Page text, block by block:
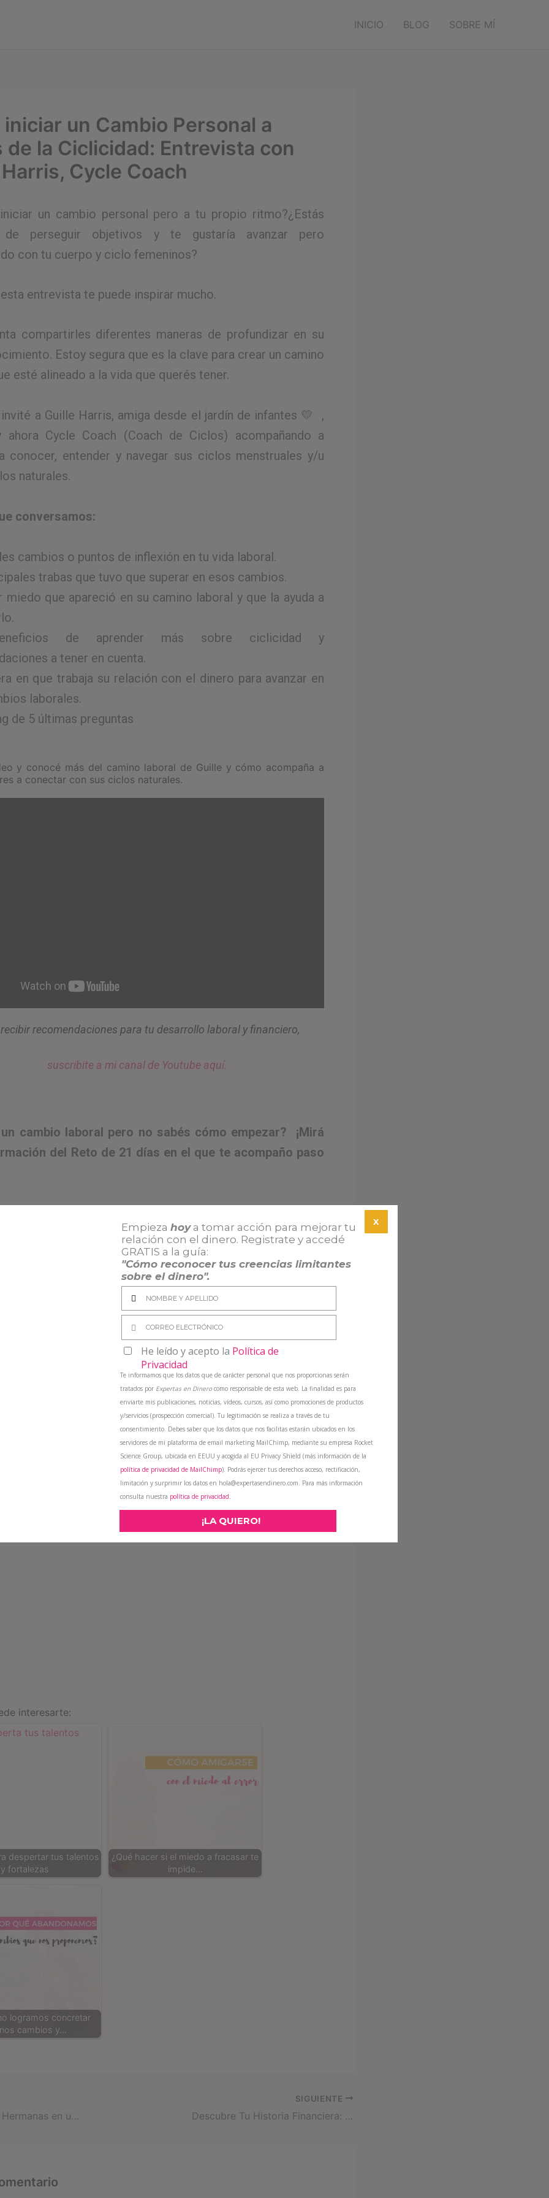
INICIO BLOG SOBRE MÍ
un Cambio Personal a
de la Ciclicidad: Entrevista con
Cycle Coach
un cambio personal pero a tu propio ritmo?¿Estás
de perseguir objetivos y te gustaría avanzar pero
con tu cuerpo y ciclo femeninos?
entrevista te puede inspirar mucho.
compartirles diferentes maneras de profundizar en su
Estoy segura que es la clave para crear un camino
esté alineado a la vida que querés tener.
a Guille Harris, amiga desde el jardín de infantes 💛 ,
ahora Cycle Coach (Coach de Ciclos) acompañando a
conocer, entender y navegar sus ciclos menstruales y/u
naturales.
conversamos:
cambios o puntos de inflexión en tu vida laboral.
trabas que tuvo que superar en esos cambios.
miedo que apareció en su camino laboral y que la ayuda a
de aprender más sobre ciclicidad y
a tener en cuenta.
en que trabaja su relación con el dinero para avanzar en
laborales.
de 5 últimas preguntas
y conocé más del camino laboral de Guille y cómo acompaña a
a conectar con sus ciclos naturales.
recomendaciones para tu desarrollo laboral y financiero,
suscribite a mi canal de Youtube aquí.
cambio laboral pero no sabés cómo empezar? ¡Mirá
del Reto de 21 días en el que te acompaño paso
DE 21 DÍAS PARA IMPULSAR TU VIDA
LABORAL
video? ¡Dejame tu comentario! Y, si querés, contame sobre qué
interesarte:
despertar tus talentos
y fortalezas
¿Qué hacer si el miedo a fracasar te
impide…
logramos concretar
cambios y…
Emprender entre Hermanas en un Negocio Creativo: cómo atraer más oportunidades siendo diseñadoras
SIGUIENTE
Descubre Tu Historia Financiera: Cómo Entender tus Patrones y Creencias con el dinero
Empieza hoya tomar acción para mejorar tu
relación con el dinero. Registrate y accedé
GRATIS a la guía:
"Cómo reconocer tus creencias limitantes
sobre el dinero".
¡LA QUIERO!
X
He leído y acepto la Política de
Privacidad
Te informamos que los datos que de carácter personal que nos proporcionas serán
tratados por Expertas en Dinerocomo responsable de esta web. La finalidad es para
enviarte mis publicaciones, noticias, vídeos, cursos, así como promociones de productos
y/servicios (prospección comercial). Tu legitimación se realiza a través de tu
consentimiento. Debes saber que los datos que nos facilitas estarán ubicados en los
servidores de mi plataforma de email marketing MailChimp, mediante su empresa Rocket
Science Group, ubicada en EEUU y acogida al EU Privacy Shield (más información de la
política de privacidad de MailChimp). Podrás ejercer tus derechos acceso, rectificación,
limitación y surprimir los datos en hola@expertasendinero.com. Para más información
consulta nuestra política de privacidad.